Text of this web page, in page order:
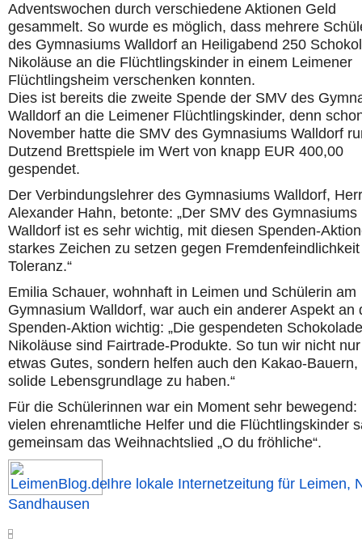
Adventswochen durch verschiedene Aktionen Geld
gesammelt. So wurde es möglich, dass mehrere
des Gymnasiums Walldorf an Heiligabend 250
Nikoläuse an die Flüchtlingskinder in einem Leimener
Flüchtlingsheim verschenken konnten.
Dies ist bereits die zweite Spende der SMV des
Walldorf an die Leimener Flüchtlingskinder, denn
November hatte die SMV des Gymnasiums Walldorf
Dutzend Brettspiele im Wert von knapp EUR 400,00
gespendet.
Der Verbindungslehrer des Gymnasiums Walldorf, Herr
Alexander Hahn, betonte: „Der SMV des Gymnasiums
Walldorf ist es sehr wichtig, mit diesen Spenden-
starkes Zeichen zu setzen gegen
Toleranz.“
Emilia Schauer, wohnhaft in Leimen und Schülerin am
Gymnasium Walldorf, war auch ein anderer Aspekt an
Spenden-Aktion wichtig: „Die gespendeten
Nikoläuse sind Fairtrade-Produkte. So tun wir nicht
etwas Gutes, sondern helfen auch den Kakao-Bauern,
solide Lebensgrundlage zu haben.“
Für die Schülerinnen war ein Moment sehr bewegend:
vielen ehrenamtliche Helfer und die Flüchtlingskinder
gemeinsam das Weihnachtslied „O du fröhliche“.
Ihre lokale Internetzeitung für Leimen,
Sandhausen